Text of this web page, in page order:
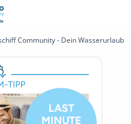
Community - Dein Wasserurlaub